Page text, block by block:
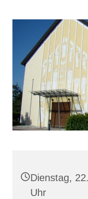
Dienstag,
Uhr